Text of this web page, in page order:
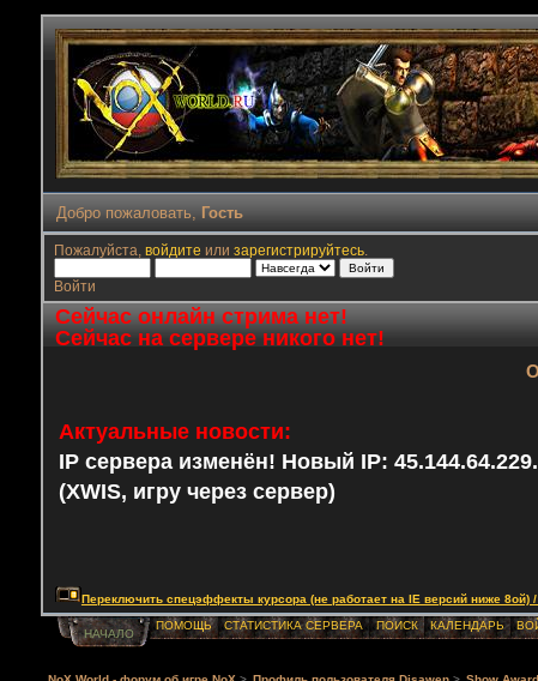
Добро пожаловать, Гость
Пожалуйста, войдите или зарегистрируйтесь.
Войти
Сейчас онлайн стрима нет!
Сейчас на сервере никого нет!
Актуальные новости:
IP сервера изменён! Новый IP:
(XWIS, игру через сервер)
Переключить спецэффекты курсора (не работает на IE версий ниже
НАЧАЛО
ПОМОЩЬ СТАТИСТИКА СЕРВЕРА ПОИСК КАЛЕНДАРЬ